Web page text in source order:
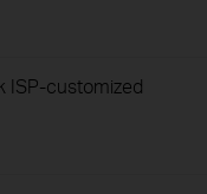
ISP-customized